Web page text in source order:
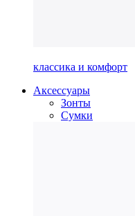
классика и комфорт
Аксессуары
Зонты
Сумки